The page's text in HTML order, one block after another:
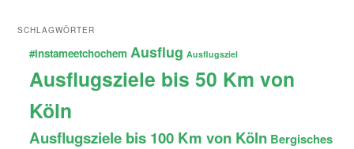
SCHLAGWÖRTER
#instameetchochem Ausflug Ausflugsziel
Ausflugsziele bis 50 Km von
Köln
Ausflugsziele bis 100 Km von Köln Bergisches